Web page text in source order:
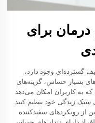
درمان برای
گسترده‌ای وجود دارد،
بسیار حساس، گزینه‌های
به کاربران امکان می‌دهد
سبک زندگی خود تنظیم کنند.
از رویکردهای سفیدکننده